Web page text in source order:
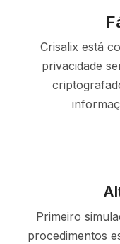
Crisalix está
privacidade
Primeiro
procedimentos